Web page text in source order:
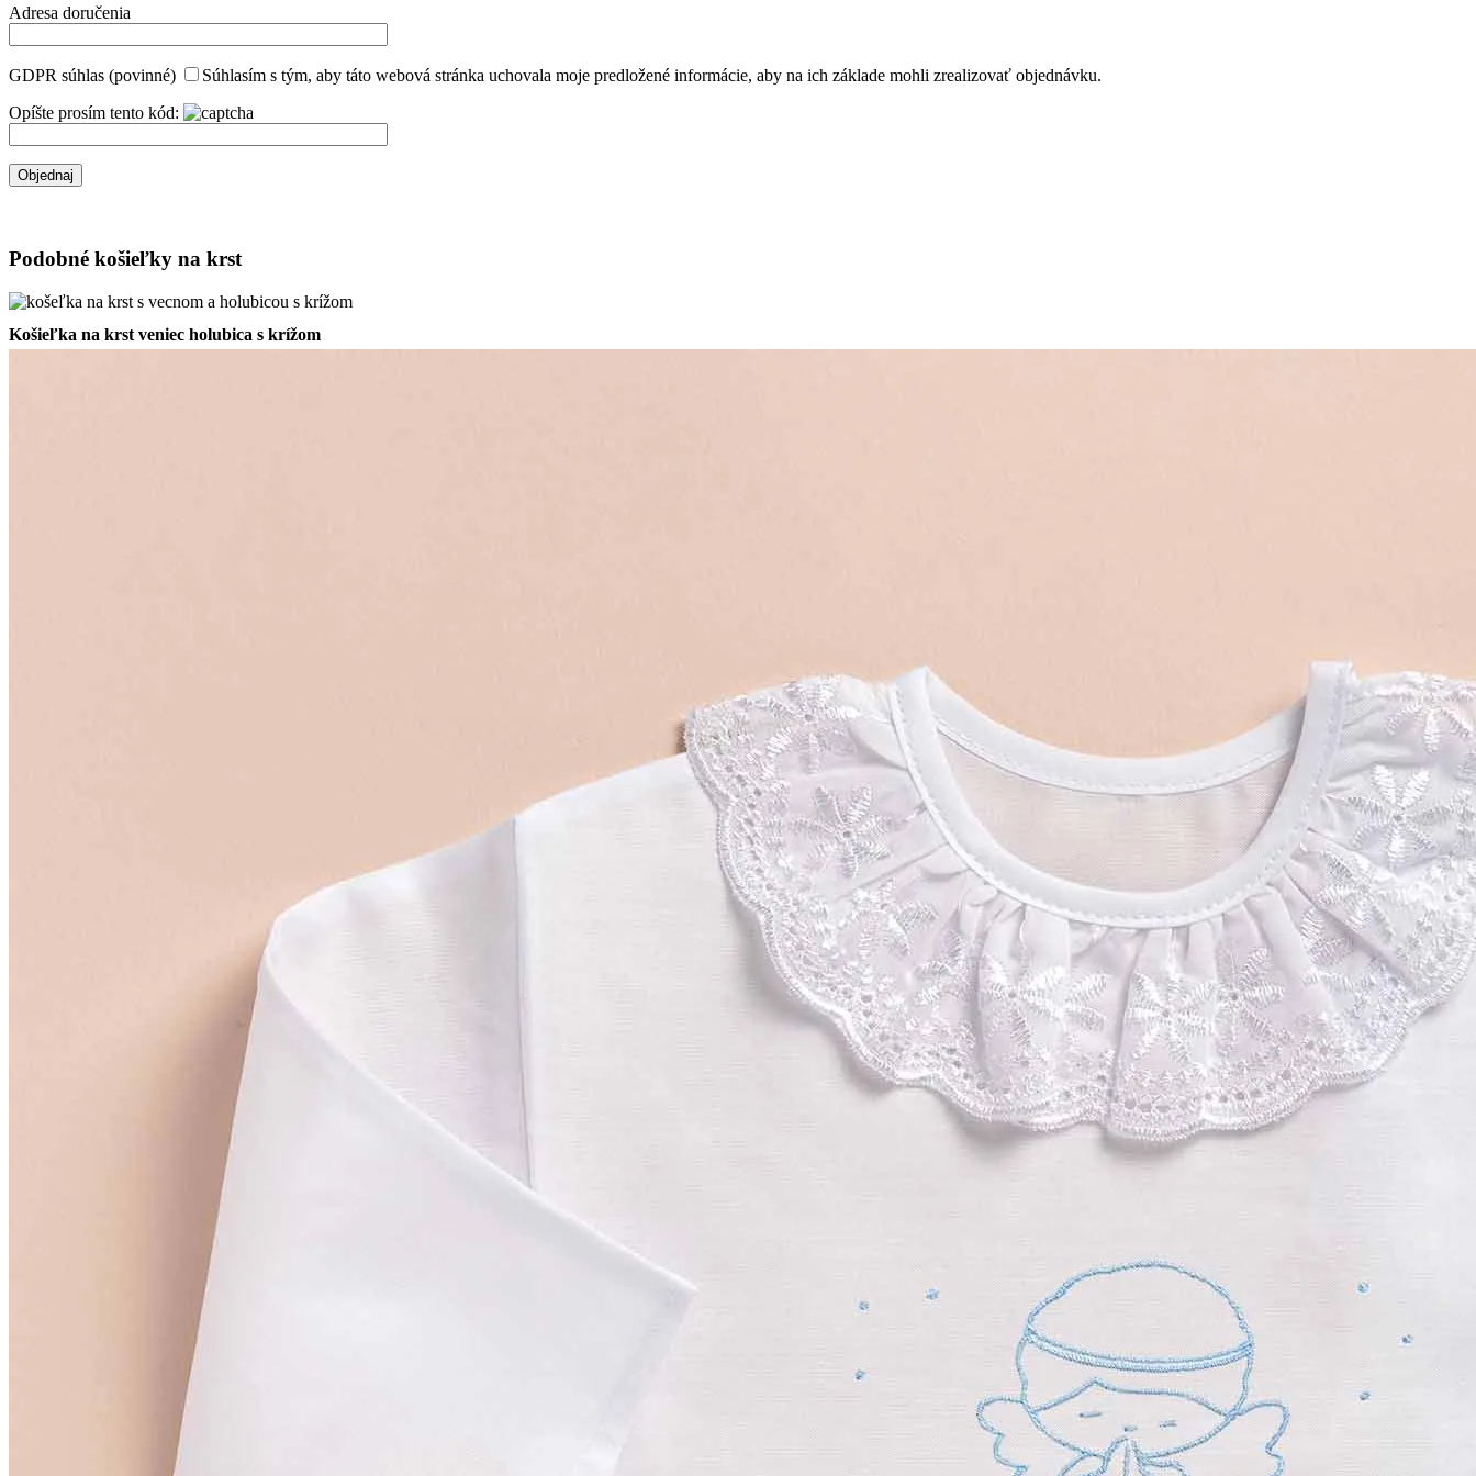
Adresa doručenia
GDPR súhlas (povinné)
Súhlasím s tým, aby táto webová stránka uchovala moje predložené informácie, aby na ich základe mohli zrealizovať objednávku.
Opíšte prosím tento kód:
Podobné košieľky na krst
Košieľka na krst veniec holubica s krížom